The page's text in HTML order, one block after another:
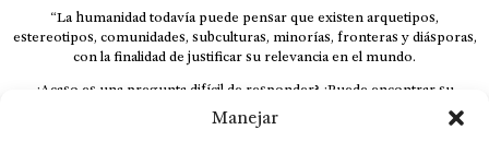
Manejar
“La humanidad todavía puede pensar que existen arquetipos,
estereotipos, comunidades, subculturas, minorías, fronteras y diásporas,
con la finalidad de justificar su relevancia en el mundo.
¿Acaso es una pregunta difícil de responder? ¿Puede encontrar su
respuesta al instante, otorgando al receptor cuestionado espacio y
velocidad suficiente para responder correctamente? De no ser así, el que